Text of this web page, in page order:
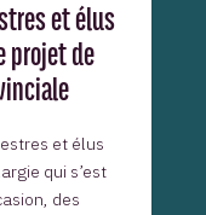
et élus
projet de
et élus
qui s’est
des